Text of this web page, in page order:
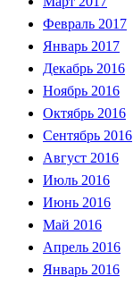
Февраль 2017
Январь 2017
Декабрь 2016
Ноябрь 2016
Октябрь 2016
Сентябрь 2016
Август 2016
Июль 2016
Июнь 2016
Май 2016
Апрель 2016
Январь 2016